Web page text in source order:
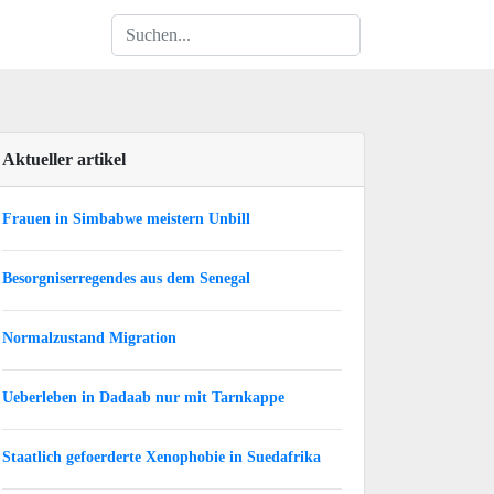
Aktueller artikel
Frauen in Simbabwe meistern Unbill
Besorgniserregendes aus dem Senegal
Normalzustand Migration
Ueberleben in Dadaab nur mit Tarnkappe
Staatlich gefoerderte Xenophobie in Suedafrika